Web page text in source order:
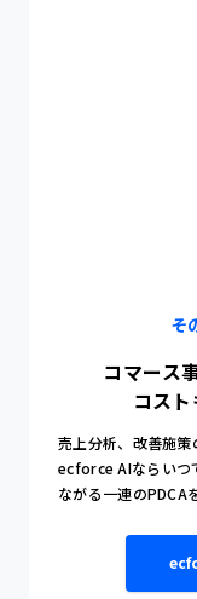
そ
コマース
コス
売上分析、改善施策
ecforce AIならいつ
ながる一連のPDCA